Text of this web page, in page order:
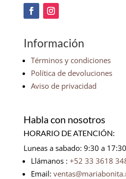
Información
Términos y condiciones
Política de devoluciones
Aviso de privacidad
Habla con nosotros
HORARIO DE ATENCIÓN:
Luneas a sabado: 9:30 a
Llámanos : +52 33 3618
Email: